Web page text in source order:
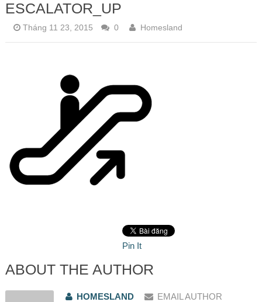
ESCALATOR_UP
Tháng 11 23, 2015 0 Homesland
Pin It
ABOUT THE AUTHOR
HOMESLAND EMAIL AUTHOR